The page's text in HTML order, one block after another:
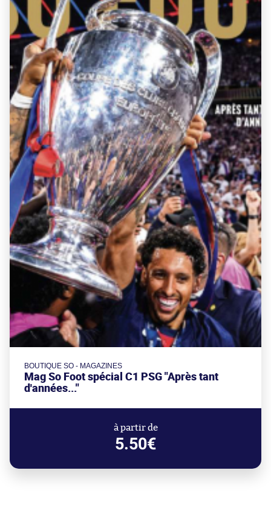
BOUTIQUE SO - MAGAZINES
Mag So Foot spécial C1 PSG "Après tant
d'années..."
à partir de
5.50€